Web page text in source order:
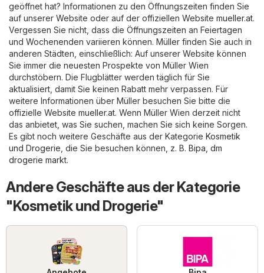
geöffnet hat? Informationen zu den Öffnungszeiten finden Sie
auf unserer Website oder auf der offiziellen Website mueller.at.
Vergessen Sie nicht, dass die Öffnungszeiten an Feiertagen
und Wochenenden variieren können. Müller finden Sie auch in
anderen Städten, einschließlich: Auf unserer Website können
Sie immer die neuesten Prospekte von Müller Wien
durchstöbern. Die Flugblätter werden täglich für Sie
aktualisiert, damit Sie keinen Rabatt mehr verpassen. Für
weitere Informationen über Müller besuchen Sie bitte die
offizielle Website mueller.at. Wenn Müller Wien derzeit nicht
das anbietet, was Sie suchen, machen Sie sich keine Sorgen.
Es gibt noch weitere Geschäfte aus der Kategorie Kosmetik
und Drogerie , die Sie besuchen können, z. B. Bipa dm
drogerie markt.
Andere Geschäfte aus der Kategorie
"Kosmetik und Drogerie"